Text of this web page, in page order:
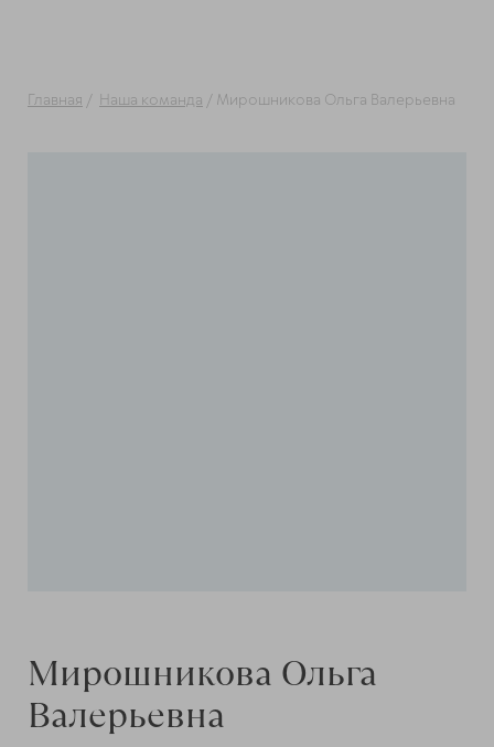
Главная / Наша команда / Мирошникова Ольга Валерьевна
Мирошникова Ольга
Валерьевна